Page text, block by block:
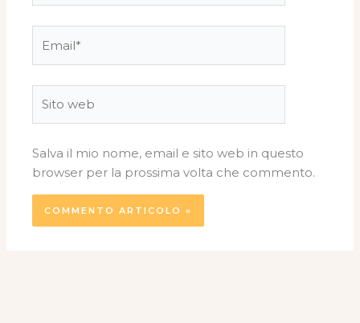
web
Salva il mio nome, email e sito web in questo
browser per la prossima volta che commento.